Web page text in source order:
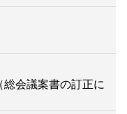
会議案書の訂正に